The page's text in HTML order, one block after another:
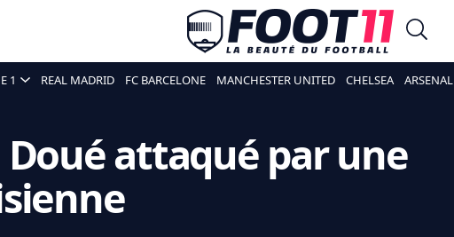
1 REAL MADRID FC BARCELONE MANCHESTER UNITED CHELSEA ARSENAL
Doué attaqué par une